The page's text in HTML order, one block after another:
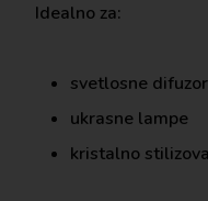
Idealno za:
svetlosne
ukrasne lampe
kristalno